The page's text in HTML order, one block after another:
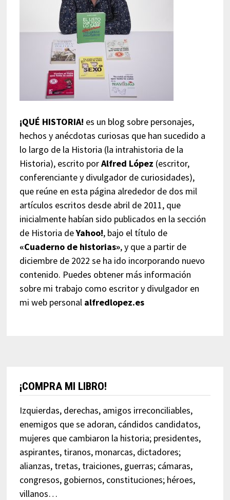
¡QUÉ HISTORIA! es un blog sobre personajes,
hechos y anécdotas curiosas que han sucedido a
lo largo de la Historia (la intrahistoria de la
Historia), escrito porAlfred López (escritor,
conferenciante y divulgador de curiosidades),
que reúne en esta página alrededor de dos mil
artículos escritos desde abril de 2011, que
inicialmente habían sido publicados en la sección
de Historia deYahoo!, bajo el título de
«Cuaderno de historias», y que a partir de
diciembre de 2022 se ha ido incorporando nuevo
contenido. Puedes obtener más información
sobre mi trabajo como escritor y divulgador en
mi web personal alfredlopez.es
¡COMPRA MI LIBRO!
Izquierdas, derechas, amigos irreconciliables,
enemigos que se adoran, cándidos candidatos,
mujeres que cambiaron la historia; presidentes,
aspirantes, tiranos, monarcas, dictadores;
alianzas, tretas, traiciones, guerras; cámaras,
congresos, gobiernos, constituciones; héroes,
villanos…